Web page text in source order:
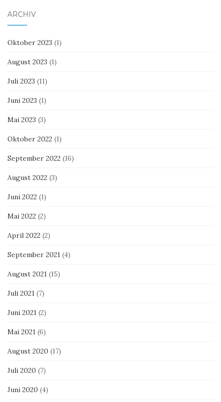
ARCHIV
Oktober 2023 (1)
August 2023 (1)
Juli 2023 (11)
Juni 2023 (1)
Mai 2023 (3)
Oktober 2022 (1)
September 2022 (16)
August 2022 (3)
Juni 2022 (1)
Mai 2022 (2)
April 2022 (2)
September 2021 (4)
August 2021 (15)
Juli 2021 (7)
Juni 2021 (2)
Mai 2021 (6)
August 2020 (17)
Juli 2020 (7)
Juni 2020 (4)